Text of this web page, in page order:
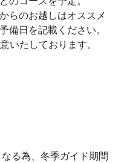
らのお越しはオススメ
備日を記載ください。
いたしております。
る為、冬季ガイド期間